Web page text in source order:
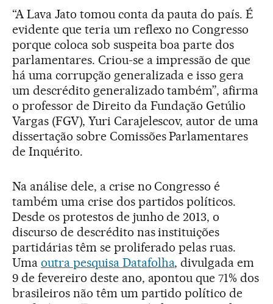
“A Lava Jato tomou conta da pauta do país. É
evidente que teria um reflexo no Congresso
porque coloca sob suspeita boa parte dos
parlamentares. Criou-se a impressão de que
há uma corrupção generalizada e isso gera
um descrédito generalizado também”, afirma
o professor de Direito da Fundação Getúlio
Vargas (FGV), Yuri Carajelescov, autor de uma
dissertação sobre Comissões Parlamentares
de Inquérito.
Na análise dele, a crise no Congresso é
também uma crise dos partidos políticos.
Desde os protestos de junho de 2013, o
discurso de descrédito nas instituições
partidárias têm se proliferado pelas ruas.
Uma outra pesquisa Datafolha, divulgada em
9 de fevereiro deste ano, apontou que 71% dos
brasileiros não têm um partido político de